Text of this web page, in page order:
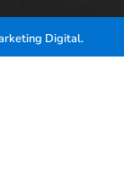
Digital.